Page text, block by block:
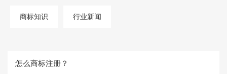
商标知识 行业新闻
怎么商标注册？